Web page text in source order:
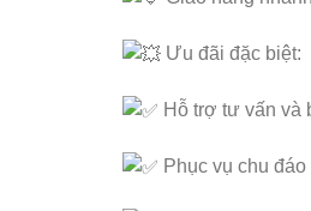
Ưu đãi đặc biệt:
Hỗ trợ tư vấn và
Phục vụ chu